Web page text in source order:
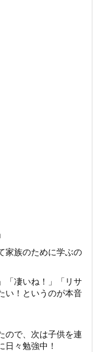
家族のために学ぶの
「凄いね！」「リサ
い！というのが本音
ので、次は子供を連
々勉強中！